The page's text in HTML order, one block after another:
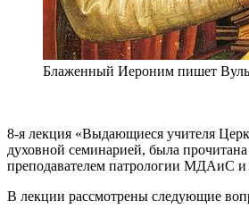
Блаженный Иероним пишет
8-я лекция «Выдающиеся учителя
духовной семинарией, была
преподавателем патрологии МДАиС
В лекции рассмотрены следующие